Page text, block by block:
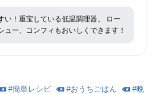
キッチン家電 ギフト
い！重宝している低温調理器。 ロー
ュー、コンフィもおいしくできます！
#簡単レシピ #おうちごはん #晩